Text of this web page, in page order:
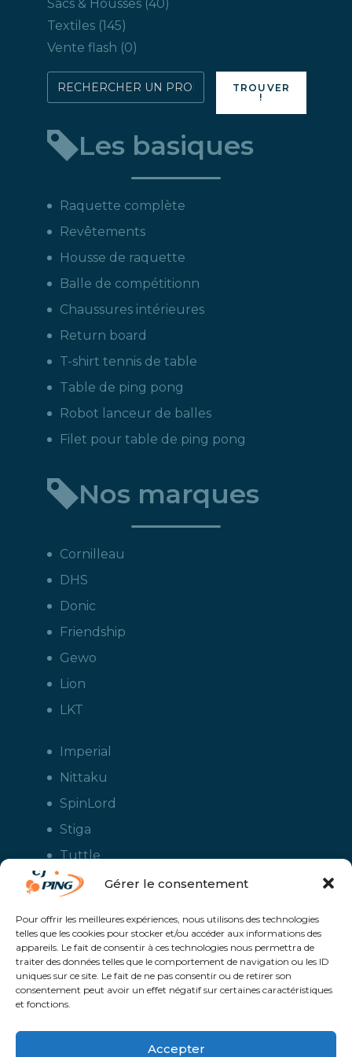
Gérer le consentement
Pour offrir les meilleures expériences, nous utilisons des technologies
telles que les cookies pour stocker et/ou accéder aux informations des
appareils. Le fait de consentir à ces technologies nous permettra de
traiter des données telles que le comportement de navigation ou les ID
uniques sur ce site. Le fait de ne pas consentir ou de retirer son
consentement peut avoir un effet négatif sur certaines caractéristiques
et fonctions.
Accepter
Sacs & Housses 40
Textiles 145145
produits
Vente flash 00
Rechercher
directement
produit
:
TROUVER
!
Les basiques
Raquette complète
Revêtements
Housse de raquette
Balle de compétitionn
Chaussures intérieures
Return board
T-shirt tennis de table
Table de ping pong
Robot lanceur de balles
Filet pour table de ping pong
Nos marques
Cornilleau
DHS
Donic
Friendship
Gewo
Lion
LKT
Imperial
Nittaku
SpinLord
Stiga
Tuttle
Xiom